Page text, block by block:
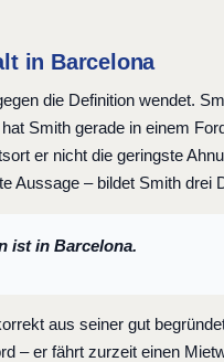
in Barcelona
die Definition wendet.
Smith gerade in einem
er nicht die geringste
Aussage – bildet Smith drei
ist in Barcelona.
aus seiner gut
– er fährt zurzeit einen